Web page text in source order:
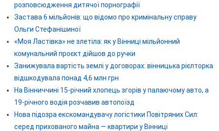
розповсюдження дитячої порнографії
Застава 6 мільйонів: що відомо про кримінальну справу
Ольги Стефанішиної
«Моя Ластівка» не злетіла: як у Вінниці мільйонний
комунальний проєкт дійшов до ручки
Занижувала вартість землі у договорах: вінницька рієлторка
відшкодувала понад 4,6 млн грн
На Вінниччині 15-річний хлопець згорів у палаючому авто, а
19-річного водія розчавив автопоїзд
Нова підозра екскомандувачу логістики Повітряних Сил:
серед прихованого майна — квартири у Вінниці